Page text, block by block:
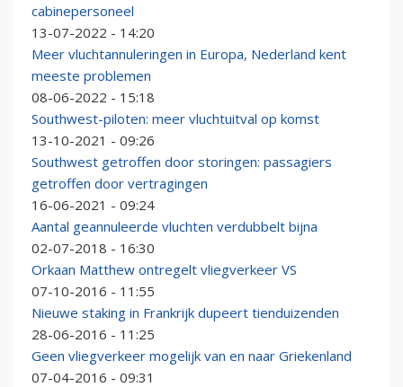
cabinepersoneel
13-07-2022 - 14:20
Meer vluchtannuleringen in Europa, Nederland kent
meeste problemen
08-06-2022 - 15:18
Southwest-piloten: meer vluchtuitval op komst
13-10-2021 - 09:26
Southwest getroffen door storingen: passagiers
getroffen door vertragingen
16-06-2021 - 09:24
Aantal geannuleerde vluchten verdubbelt bijna
02-07-2018 - 16:30
Orkaan Matthew ontregelt vliegverkeer VS
07-10-2016 - 11:55
Nieuwe staking in Frankrijk dupeert tienduizenden
28-06-2016 - 11:25
Geen vliegverkeer mogelijk van en naar Griekenland
07-04-2016 - 09:31